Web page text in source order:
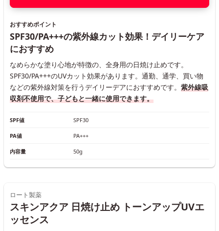
おすすめポイント
SPF30/PA+++の紫外線カット効果！デイリーケア
におすすめ
なめらかな塗り心地が特徴の、全身用の日焼け止めです。
SPF30/PA+++のUVカット効果があります。通勤、通学、買い物
などの紫外線対策を行うデイリーデアにおすすめです。 紫外線吸
収剤不使用で、子どもと一緒に使用できます。
SPF値 SPF30
PA値 PA+++
内容量 50g
ロート製薬
スキンアクア 日焼け止め トーンアップUVエ
ッセンス